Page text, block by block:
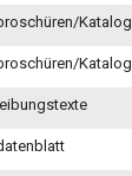
Katalog
Katalog